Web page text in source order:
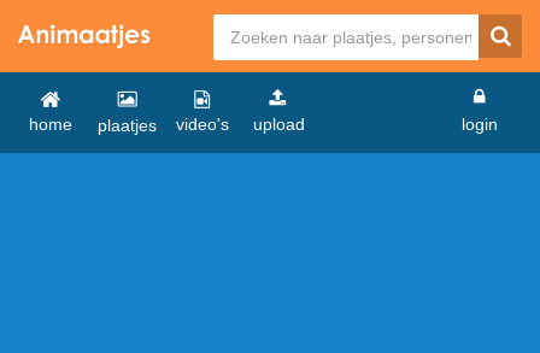
home plaatjes video's upload login